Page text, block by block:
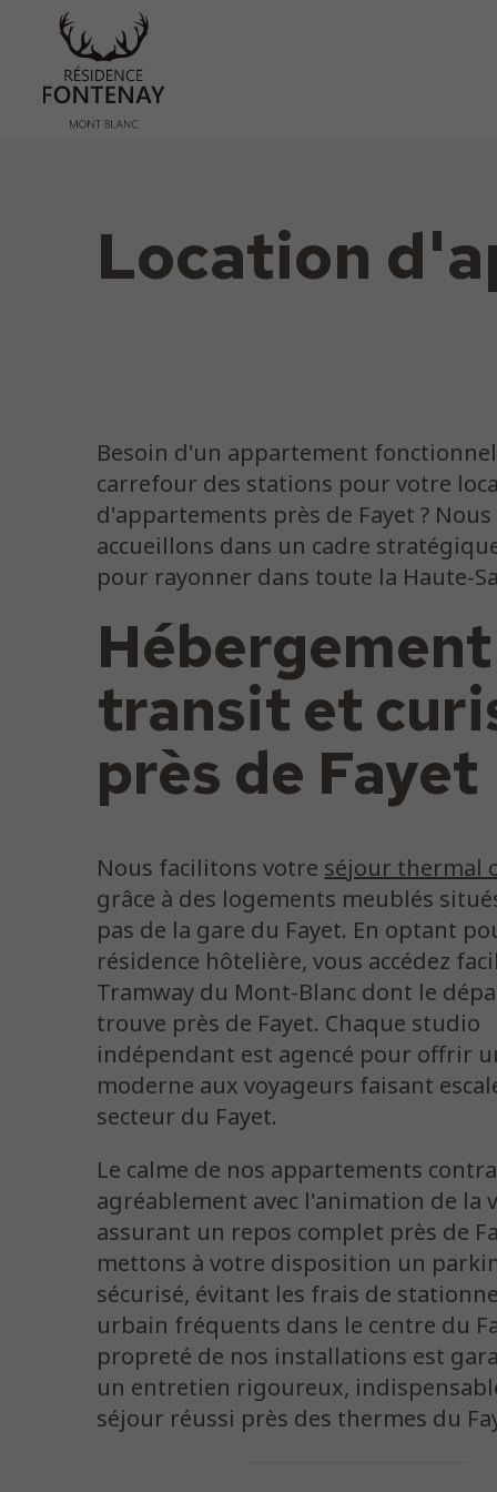
Location
Besoin d'un appartement
carrefour des stations pour votre
d'appartements près de Fayet ? Nous
accueillons dans un cadre
pour rayonner dans toute la Haute-
transit et
près de Fayet
Nous facilitons votre séjour thermal
grâce à des logements meublés
pas de la gare du Fayet. En optant
résidence hôtelière, vous accédez
Tramway du Mont-Blanc dont le
trouve près de Fayet. Chaque studio
indépendant est agencé pour offrir
moderne aux voyageurs faisant
secteur du Fayet.
Le calme de nos appartements
agréablement avec l'animation de la
assurant un repos complet près de
mettons à votre disposition un
sécurisé, évitant les frais de
urbain fréquents dans le centre du
propreté de nos installations est
un entretien rigoureux,
séjour réussi près des thermes du